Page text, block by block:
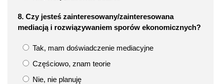
8. Czy jesteś zainteresowany/zainteresowana
mediacją i rozwiązywaniem sporów ekonomicznych?
Tak, mam doświadczenie mediacyjne
Częściowo, znam teorie
Nie, nie planuję